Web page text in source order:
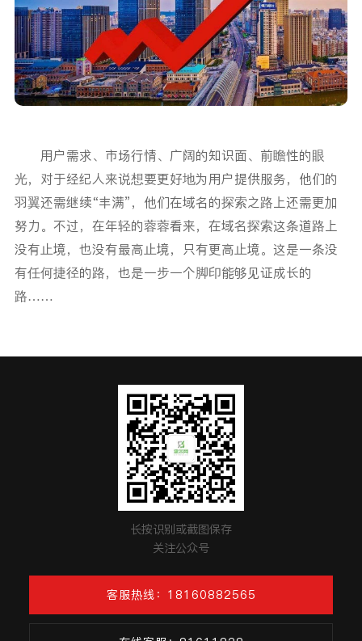
用户需求、市场行情、广阔的知识面、前瞻性的眼
光，对于经纪人来说想要更好地为用户提供服务，他们的
羽翼还需继续“丰满”，他们在域名的探索之路上还需更加
努力。不过，在年轻的蓉蓉看来，在域名探索这条道路上
没有止境，也没有最高止境，只有更高止境。这是一条没
有任何捷径的路，也是一步一个脚印能够见证成长的
路……
长按识别或截图保存
关注公众号
客服热线：18160882565